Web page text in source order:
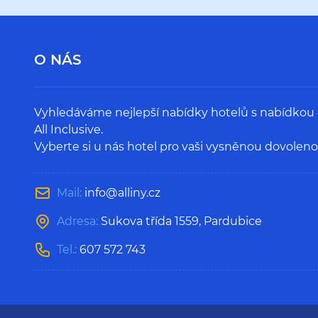
O NÁS
Vyhledáváme nejlepší nabídky hotelů s nabídkou
All Inclusive.
Vyberte si u nás hotel pro vaši vysněnou
Mail: info@alliny.cz
Adresa: Sukova třída 1559, Pardubice
Tel.: 607 572 743